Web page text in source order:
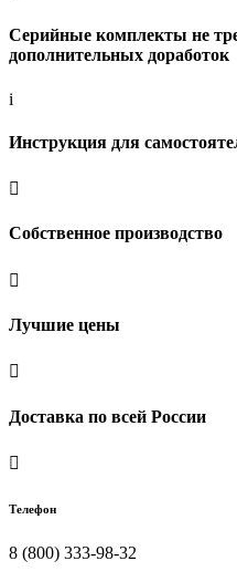
Серийные комплекты не
дополнительных доработок
i
Инструкция для

Собственное производство

Лучшие цены

Доставка по всей России

Телефон
8 (800) 333-98-32